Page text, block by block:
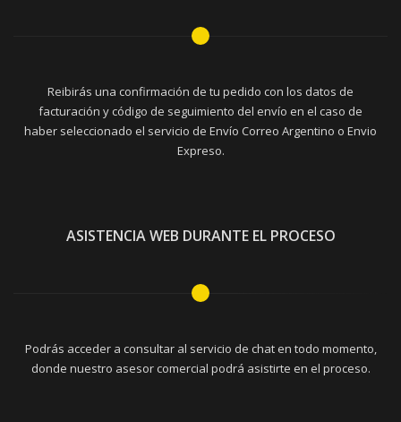
Reibirás una confirmación de tu pedido con los datos de
facturación y código de seguimiento del envío en el caso de
haber seleccionado el servicio de Envío Correo Argentino o Envio
Expreso.
ASISTENCIA WEB DURANTE EL PROCESO
Podrás acceder a consultar al servicio de chat en todo momento,
donde nuestro asesor comercial podrá asistirte en el proceso.